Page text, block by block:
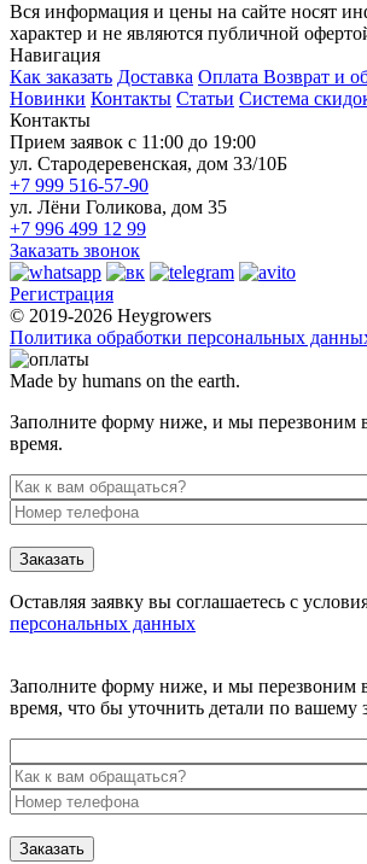
Вся информация и цены на сайте носят
характер и не являются публичной
Навигация
Как заказать Доставка Оплата Возврат и
Новинки Контакты Статьи Система
Контакты
Прием заявок с 11:00 до 19:00
ул. Стародеревенская, дом 33/10Б
+7 999 516-57-90
ул. Лёни Голикова, дом 35
+7 996 499 12 99
Заказать звонок
Регистрация
© 2019-2026 Heygrowers
Политика обработки персональных
Made by humans on the earth.
Заполните форму ниже, и мы перезвоним
время.
Заказать
Оставляя заявку вы соглашаетесь с
персональных данных
Заполните форму ниже, и мы перезвоним
время, что бы уточнить детали по вашему
Заказать